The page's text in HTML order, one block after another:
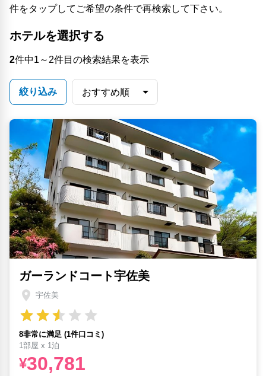
件をタップしてご希望の条件で再検索して下さい。
ホテルを選択する
2件中1～2件目の検索結果を表示
絞り込み
ガーランドコート宇佐美
宇佐美
8非常に満足 (1件口コミ)
1部屋 x 1泊
¥30,781